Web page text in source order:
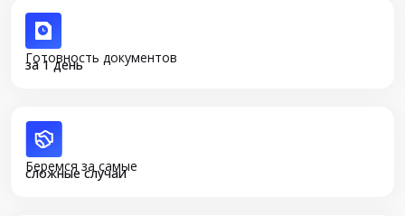
Готовность документов
за 1 день
Беремся за самые
сложные случаи